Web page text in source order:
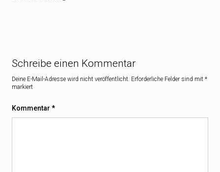
Schreibe einen Kommentar
Deine E-Mail-Adresse wird nicht veröffentlicht. Erforderliche Felder sind mit *
markiert
Kommentar *